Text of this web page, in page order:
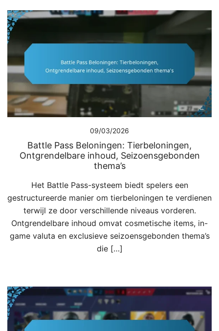
09/03/2026
Battle Pass Beloningen: Tierbeloningen,
Ontgrendelbare inhoud, Seizoensgebonden
thema’s
Het Battle Pass-systeem biedt spelers een
gestructureerde manier om tierbeloningen te verdienen
terwijl ze door verschillende niveaus vorderen.
Ontgrendelbare inhoud omvat cosmetische items, in-
game valuta en exclusieve seizoensgebonden thema’s
die […]